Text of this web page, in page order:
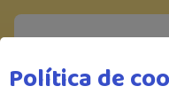
https://
Política de